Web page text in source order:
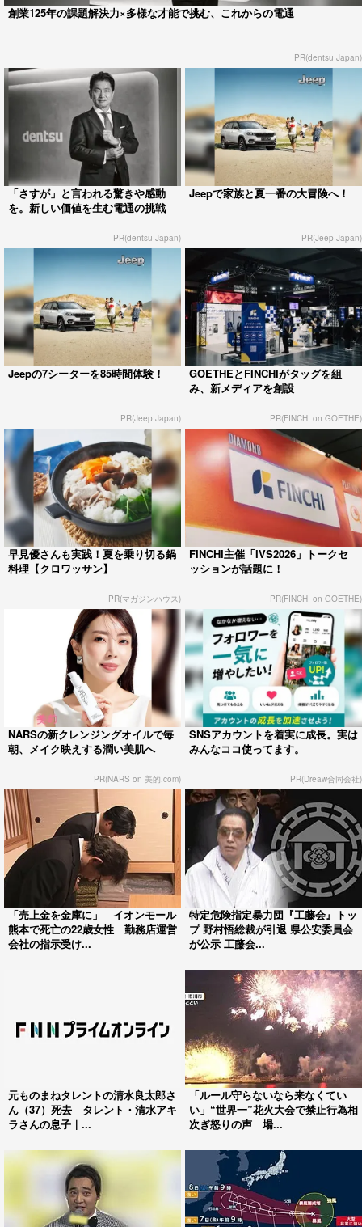
創業125年の課題解決力×多様な才能で挑む、これからの電通
PR(dentsu Japan)
「さすが」と言われる驚きや感動
を。新しい価値を生む電通の挑戦
PR(dentsu Japan)
Jeepで家族と夏一番の大冒険へ！
PR(Jeep Japan)
Jeepの7シーターを85時間体験！
PR(Jeep Japan)
GOETHEとFINCHIがタッグを組
み、新メディアを創設
PR(FINCHI on GOETHE)
早見優さんも実践！夏を乗り切る鍋
料理【クロワッサン】
PR(マガジンハウス)
FINCHI主催「IVS2026」トークセ
ッションが話題に！
PR(FINCHI on GOETHE)
NARSの新クレンジングオイルで毎
朝、メイク映えする潤い美肌へ
PR(NARS on 美的.com)
SNSアカウントを着実に成長。実は
みんなココ使ってます。
PR(Dreaw合同会社)
「売上金を金庫に」 イオンモール
熊本で死亡の22歳女性 勤務店運営
会社の指示受け...
特定危険指定暴力団『工藤会』トッ
プ 野村悟総裁が引退 県公安委員会
が公示 工藤会...
元ものまねタレントの清水良太郎さ
ん（37）死去 タレント・清水アキ
ラさんの息子｜...
「ルール守らないなら来なくてい
い」“世界一”花火大会で禁止行為相
次ぎ怒りの声 場...